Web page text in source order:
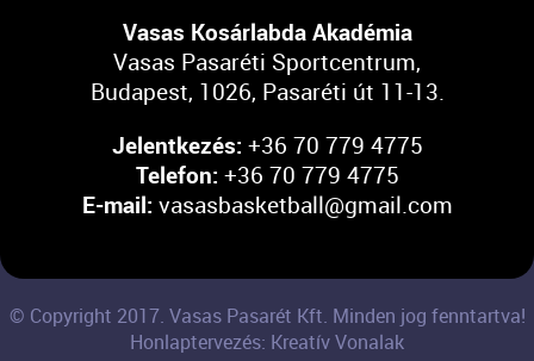
Vasas Kosárlabda Akadémia
Vasas Pasaréti Sportcentrum,
Budapest, 1026, Pasaréti út 11-13.
Jelentkezés: +36 70 779 4775
Telefon: +36 70 779 4775
E-mail: vasasbasketball@gmail.com
© Copyright 2017. Vasas Pasarét Kft. Minden jog fenntartva!
Honlaptervezés: Kreatív Vonalak